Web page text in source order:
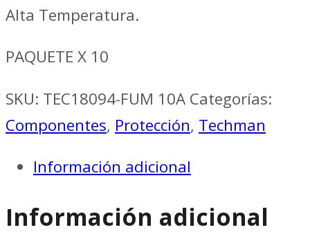
Alta Temperatura.
PAQUETE X 10
SKU: TEC18094-FUM 10A Categorías:
Componentes, Protección, Techman
Información adicional
Información adicional